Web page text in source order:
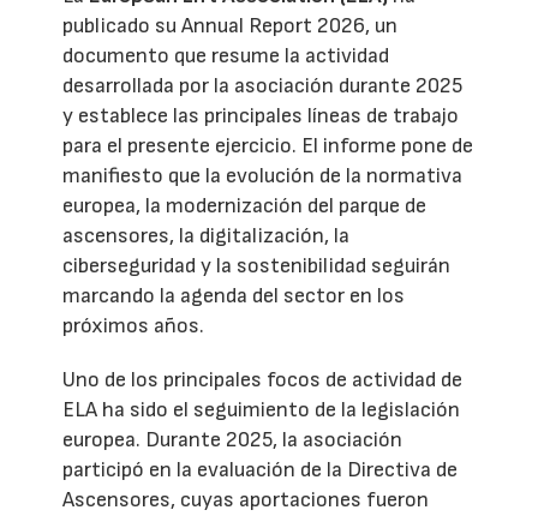
publicado su Annual Report 2026, un
documento que resume la actividad
desarrollada por la asociación durante 2025
y establece las principales líneas de trabajo
para el presente ejercicio. El informe pone de
manifiesto que la evolución de la normativa
europea, la modernización del parque de
ascensores, la digitalización, la
ciberseguridad y la sostenibilidad seguirán
marcando la agenda del sector en los
próximos años.
Uno de los principales focos de actividad de
ELA ha sido el seguimiento de la legislación
europea. Durante 2025, la asociación
participó en la evaluación de la Directiva de
Ascensores, cuyas aportaciones fueron